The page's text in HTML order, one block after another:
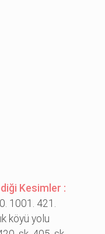
Kesimler :
1001. 421.
köyü yolu